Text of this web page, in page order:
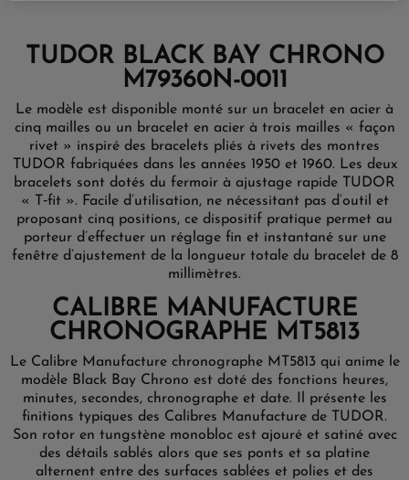
TUDOR BLACK BAY CHRONO
M79360N-0011
Le modèle est disponible monté sur un bracelet en acier à
cinq mailles ou un bracelet en acier à trois mailles « façon
rivet » inspiré des bracelets pliés à rivets des montres
TUDOR fabriquées dans les années 1950 et 1960. Les deux
bracelets sont dotés du fermoir à ajustage rapide TUDOR
« T‑fit ». Facile d’utilisation, ne nécessitant pas d’outil et
proposant cinq positions, ce dispositif pratique permet au
porteur d’effectuer un réglage fin et instantané sur une
fenêtre d’ajustement de la longueur totale du bracelet de 8
millimètres.
CALIBRE MANUFACTURE
CHRONOGRAPHE MT5813
Le Calibre Manufacture chronographe MT5813 qui anime le
modèle Black Bay Chrono est doté des fonctions heures,
minutes, secondes, chronographe et date. Il présente les
finitions typiques des Calibres Manufacture de TUDOR.
Son rotor en tungstène monobloc est ajouré et satiné avec
des détails sablés alors que ses ponts et sa platine
alternent entre des surfaces sablées et polies et des